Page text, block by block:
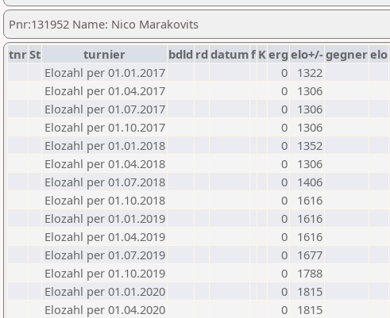
Pnr:131952 Name: Nico Marakovits
tnrSt turnier bdld rd datumf Kerg elo+/-gegnerelo
Elozahl per 01.01.2017
0
1322
Elozahl per 01.04.2017
0
1306
Elozahl per 01.07.2017
0
1306
Elozahl per 01.10.2017
0
1306
Elozahl per 01.01.2018
0
1352
Elozahl per 01.04.2018
0
1306
Elozahl per 01.07.2018
0
1406
Elozahl per 01.10.2018
0
1616
Elozahl per 01.01.2019
0
1616
Elozahl per 01.04.2019
0
1616
Elozahl per 01.07.2019
0
1677
Elozahl per 01.10.2019
0
1788
Elozahl per 01.01.2020
0
1815
Elozahl per 01.04.2020
0
1815